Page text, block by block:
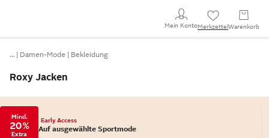
Mein KontoMerkzettel Warenkorb
… Damen-Mode Bekleidung
Roxy Jacken
Mind.
20 %
Extra
Early Access
Auf ausgewählte Sportmode